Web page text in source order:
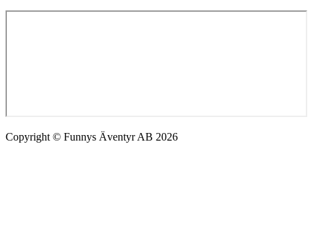
Copyright © Funnys Äventyr AB 2026